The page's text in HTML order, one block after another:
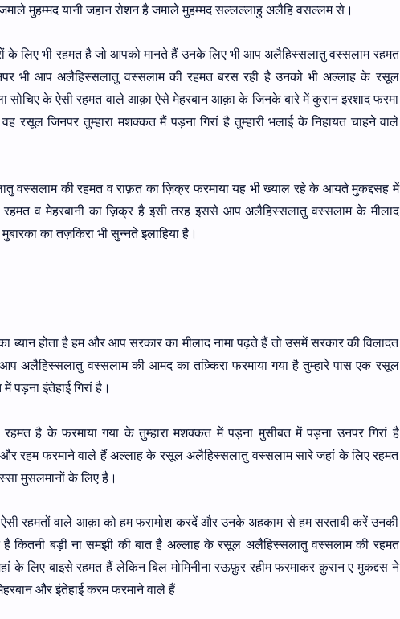
मुहम्मद यानी जहान रोशन है जमाले मुहम्मद सल्लल्लाहु अलैहि वसल्लम से।
के लिए भी रहमत है जो आपको मानते हैं उनके लिए भी आप अलैहिस्सलातु वस्सलाम रहमत
भी आप अलैहिस्सलातु वस्सलाम की रहमत बरस रही है उनको भी अल्लाह के रसूल
के ऐसी रहमत वाले आक़ा ऐसे मेहरबान आक़ा के जिनके बारे में कुरान इरशाद फरमा
जिनपर तुम्हारा मशक्कत मैं पड़ना गिरां है तुम्हारी भलाई के निहायत चाहने वाले
की रहमत व राफ़त का ज़िक्र फरमाया यह भी ख्याल रहे के आयते मुकद्दसह में
व मेहरबानी का ज़िक्र है इसी तरह इससे आप अलैहिस्सलातु वस्सलाम के मीलाद
का तज़किरा भी सुन्नते इलाहिया है।
ब्यान होता है हम और आप सरकार का मीलाद नामा पढ़ते हैं तो उसमें सरकार की विलादत
अलैहिस्सलातु वस्सलाम की आमद का तज़्किरा फरमाया गया है तुम्हारे पास एक रसूल
पड़ना इंतेहाई गिरां है।
है के फरमाया गया के तुम्हारा मशक्कत में पड़ना मुसीबत में पड़ना उनपर गिरां है
रहम फरमाने वाले हैं अल्लाह के रसूल अलैहिस्सलातु वस्सलाम सारे जहां के लिए रहमत
मुसलमानों के लिए है।
रहमतों वाले आक़ा को हम फरामोश करदें और उनके अहकाम से हम सरताबी करें उनकी
है कितनी बड़ी ना समझी की बात है अल्लाह के रसूल अलैहिस्सलातु वस्सलाम की रहमत
लिए बाइसे रहमत हैं लेकिन बिल मोमिनीना रऊफ़ुर रहीम फरमाकर क़ुरान ए मुकद्दस ने
और इंतेहाई करम फरमाने वाले हैं